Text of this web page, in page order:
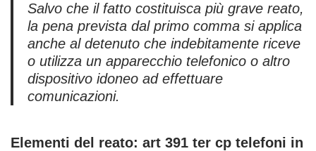
Salvo che il fatto costituisca più grave reato,
la pena prevista dal primo comma si applica
anche al detenuto che indebitamente riceve
o utilizza un apparecchio telefonico o altro
dispositivo idoneo ad effettuare
comunicazioni.
Elementi del reato: art 391 ter cp telefoni in